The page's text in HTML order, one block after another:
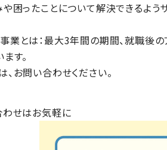
困ったことについて解決できるよう
業とは：最大3年間の期間、就職後の
す。
お問い合わせください。
わせはお気軽に